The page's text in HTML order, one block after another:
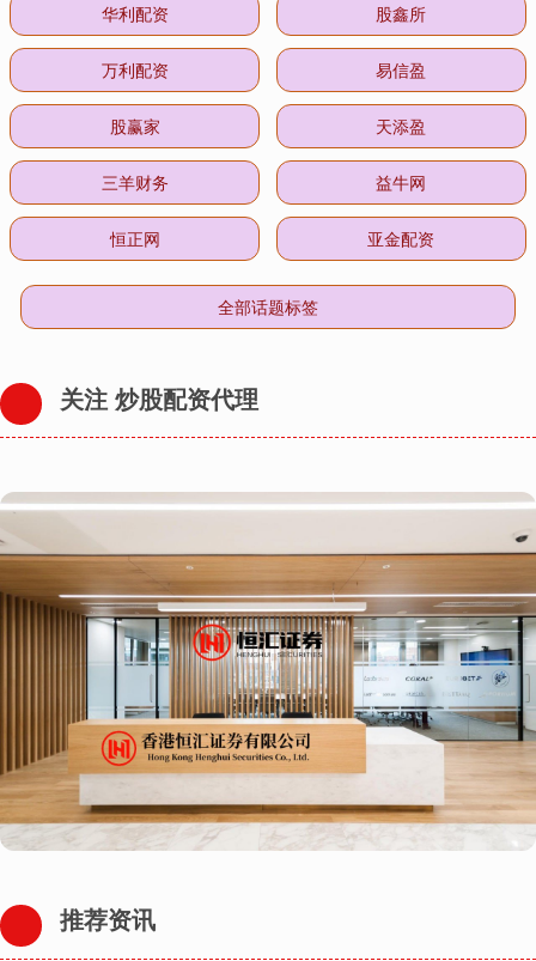
华利配资 股鑫所
万利配资 易信盈
股赢家 天添盈
三羊财务 益牛网
恒正网 亚金配资
全部话题标签
关注 炒股配资代理
推荐资讯